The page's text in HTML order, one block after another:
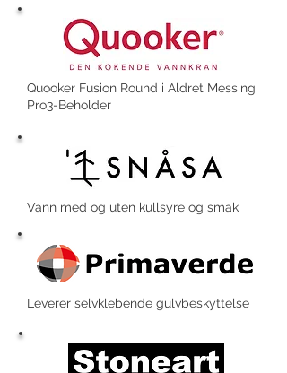
Quooker Fusion Round i Aldret Messing
Pro3-Beholder
Vann med og uten kullsyre og smak
Leverer selvklebende gulvbeskyttelse